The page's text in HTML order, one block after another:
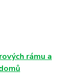
rámu a